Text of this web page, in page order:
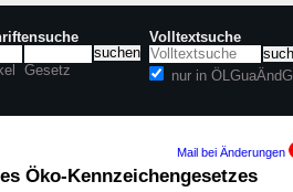
Gesetz
Volltextsuche
nur in ÖLGuaÄndG
Mail bei Änderungen
Öko-Kennzeichengesetzes